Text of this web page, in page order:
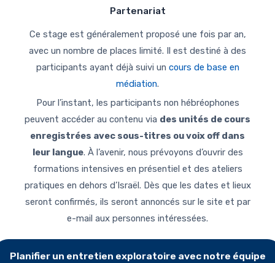
Partenariat
Ce stage est généralement proposé une fois par an,
avec un nombre de places limité. Il est destiné à des
participants ayant déjà suivi un cours de base en
médiation.
Pour l’instant, les participants non hébréophones
peuvent accéder au contenu via des unités de cours
enregistrées avec sous-titres ou voix off dans
leur langue. À l’avenir, nous prévoyons d’ouvrir des
formations intensives en présentiel et des ateliers
pratiques en dehors d’Israël. Dès que les dates et lieux
seront confirmés, ils seront annoncés sur le site et par
e-mail aux personnes intéressées.
Planifier un entretien exploratoire avec notre équipe